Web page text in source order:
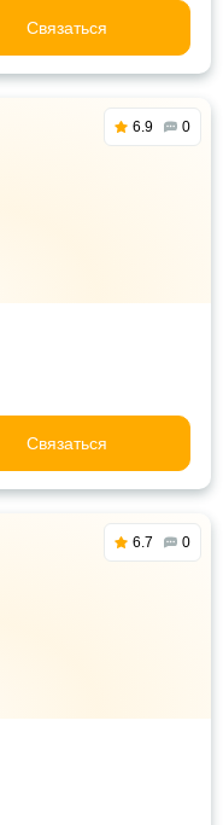
Связаться
6.9 0
Связаться
6.7 0